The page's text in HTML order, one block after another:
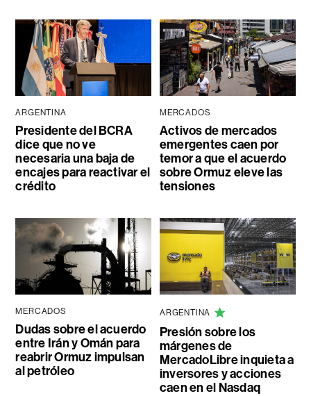
ARGENTINA
Presidente del BCRA
dice que no ve
necesaria una baja de
encajes para reactivar el
crédito
MERCADOS
Activos de mercados
emergentes caen por
temor a que el acuerdo
sobre Ormuz eleve las
tensiones
MERCADOS
Dudas sobre el acuerdo
entre Irán y Omán para
reabrir Ormuz impulsan
al petróleo
ARGENTINA
Presión sobre los
márgenes de
MercadoLibre inquieta a
inversores y acciones
caen en el Nasdaq